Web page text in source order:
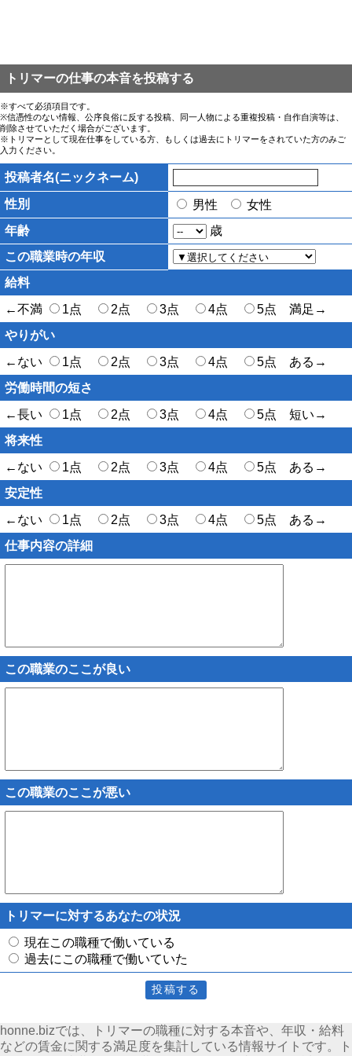
トリマーの仕事の本音を投稿する
※すべて必須項目です。
※信憑性のない情報、公序良俗に反する投稿、同一人物による重複投稿・自作自演等は、
削除させていただく場合がございます。
※トリマーとして現在仕事をしている方、もしくは過去にトリマーをされていた方のみご
入力ください。
投稿者名(ニックネーム)
性別
男性
女性
年齢
歳
この職業時の年収
給料
←不満
1点 2点 3点 4点
5点 満足→
やりがい
←ない
1点 2点 3点 4点
5点 ある→
労働時間の短さ
←長い
1点 2点 3点 4点
5点 短い→
将来性
←ない
1点 2点 3点 4点
5点 ある→
安定性
←ない
1点 2点 3点 4点
5点 ある→
仕事内容の詳細
この職業のここが良い
この職業のここが悪い
トリマーに対するあなたの状況
現在この職種で働いている
過去にこの職種で働いていた
honne.bizでは、トリマーの職種に対する本音や、年収・給料
などの賃金に関する満足度を集計している情報サイトです。ト